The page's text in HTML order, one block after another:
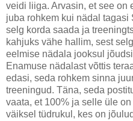
veidi liiga. Arvasin, et see on
juba rohkem kui nädal
selg korda saada ja
kahjuks vähe hallim, sest
eelmise nädala jooksul
Enamuse nädalast võttis
edasi, seda rohkem sinna
treeningud. Täna, seda
vaata, et 100% ja selle üle
väiksel tüdrukul, kes on